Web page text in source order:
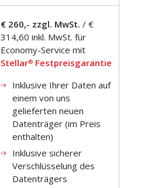
€ 260,- zzgl. MwSt. / €
314,60 inkl. MwSt. für
Economy-Service mit
Stellar® Festpreisgarantie
Inklusive Ihrer Daten auf
einem von uns
gelieferten neuen
Datenträger (im Preis
enthalten)
Inklusive sicherer
Verschlüsselung des
Datenträgers